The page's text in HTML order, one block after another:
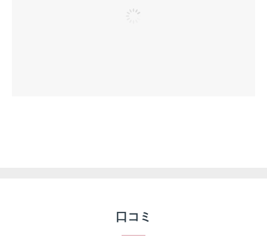
口コミ